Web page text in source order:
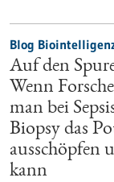
Blog
Auf den
Wenn
man bei
Biopsy das
ausschöpfen
kann